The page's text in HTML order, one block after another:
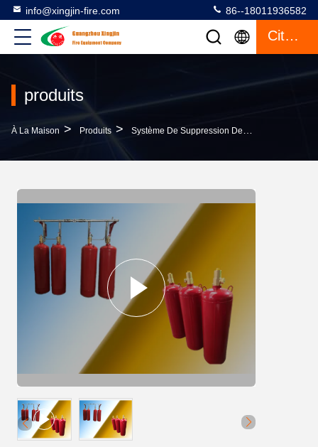
info@xingjin-fire.com 86--18011936582
Citation
produits
À La Maison > Produits > Système De Suppression Des Incendies FM200